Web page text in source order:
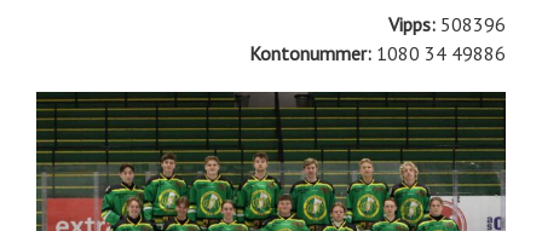
Vipps: 508396
Kontonummer: 1080 34 49886